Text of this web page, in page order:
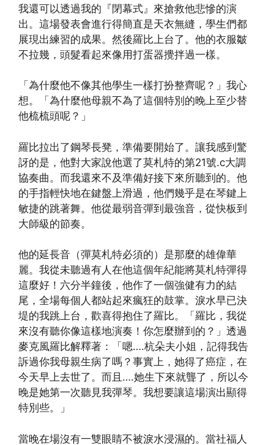
我還可以透過我的『閉幕式』來搶救他悲慘的演
出。這場發表會進行得簡直是天衣無縫，學生們都
展現出練習的成果。然後羅比上台了。他的衣服皺
不拉幾，頭髮看起來像用打蛋器攪拌過一樣。
「為什麼他不像其他學生一樣打扮整齊呢？」我心
想。「為什麼他母親不為了這個特別的晚上至少替
他梳梳頭呢？」
羅比拉出了鋼琴長凳，準備要開始了。讓我感到驚
訝的是，他對大家說他選了莫札特的第21號.c大調
協奏曲。而我還來不及準備好接下來所聽到的。他
的手指輕快地在鍵盤上滑過，他們幾乎是在琴鍵上
敏捷的跳著舞。他從最弱音彈到最強音，從快板到
大師級的節奏。
他的延長音（彈莫札特必須的）是那麼的雄偉華
麗。我從未聽過有人在他這個年紀能將莫札特彈得
這麼好！六分半鐘後，他作了一個強健有力的結
尾，全場每個人都站起來瘋狂的鼓掌。淚水早已決
堤的我跳上台，歡喜得抱住了羅比。「羅比，我從
來沒有聽你像這樣地演奏！你怎麼辦到的？」透過
麥克風羅比解釋著：「嗯….杭朵夫小姐，記得我告
訴過你我母親生病了嗎？事實上，她得了癌症，在
今天早上去世了。而且….她生下來就聾了，所以今
晚是她第一次聽見我彈琴。我想要讓這場演出顯得
特別些。」
當晚在場沒有一雙眼睛不被淚水浸濕的。當社福人